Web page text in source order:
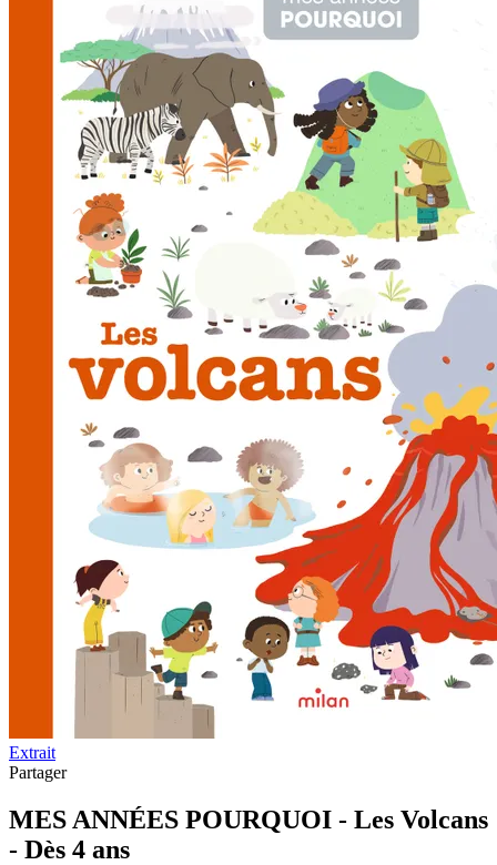
Extrait
Partager
MES ANNÉES POURQUOI - Les Volcans
- Dès 4 ans